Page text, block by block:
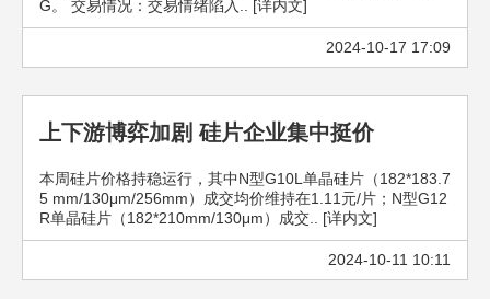
G。 交易情况：交易情绪陷入.. [详内文]
2024-10-17 17:09
上下游博弈加剧 硅片企业集中挺价
本周硅片价格持稳运行，其中N型G10L单晶硅片（182*183.7
5 mm/130μm/256mm）成交均价维持在1.11元/片；N型G12
R单晶硅片（182*210mm/130μm）成交.. [详内文]
2024-10-11 10:11